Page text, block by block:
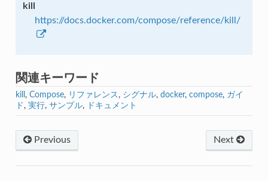
kill
https://docs.docker.com/compose/reference/kill/
関連キーワード
kill , Compose, リファレンス , シグナル, docker, compose, ガイ
ド , 実行, サンプル, ドキュメント
Next
Previous